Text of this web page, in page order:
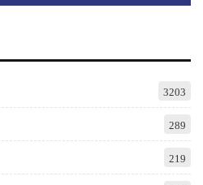
3203
289
219